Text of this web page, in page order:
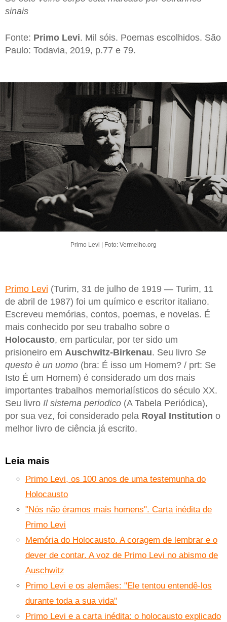
sinais
Fonte: Primo Levi. Mil sóis. Poemas escolhidos. São
Paulo: Todavia, 2019, p.77 e 79.
Primo Levi | Foto: Vermelho.org
Primo Levi (Turim, 31 de julho de 1919 — Turim, 11
de abril de 1987) foi um químico e escritor italiano.
Escreveu memórias, contos, poemas, e novelas. É
mais conhecido por seu trabalho sobre o
Holocausto, em particular, por ter sido um
prisioneiro em Auschwitz-Birkenau. Seu livro Se
questo è un uomo (bra: É isso um Homem? / prt: Se
Isto É um Homem) é considerado um dos mais
importantes trabalhos memorialísticos do século XX.
Seu livro Il sistema periodico (A Tabela Periódica),
por sua vez, foi considerado pela Royal Institution o
melhor livro de ciência já escrito.
Leia mais
Primo Levi, os 100 anos de uma testemunha do
Holocausto
"Nós não éramos mais homens". Carta inédita de
Primo Levi
Memória do Holocausto. A coragem de lembrar e o
dever de contar. A voz de Primo Levi no abismo de
Auschwitz
Primo Levi e os alemães: "Ele tentou entendê-los
durante toda a sua vida"
Primo Levi e a carta inédita: o holocausto explicado